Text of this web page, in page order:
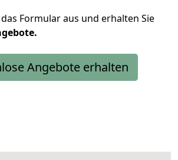
Formular aus und erhalten Sie
Angebote erhalten